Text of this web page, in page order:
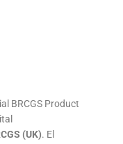
BRCGS Product
(UK). El